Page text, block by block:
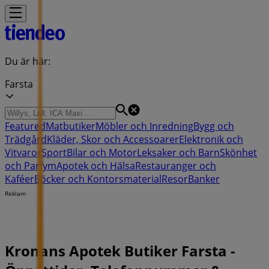
Du är här:
Farsta
FeaturedMatbutikerMöbler och InredningBygg och
TrädgårdKläder, Skor och AccessoarerElektronik och
Vitvaror SportBilar och MotorLeksaker och BarnSkönhet
och ParfymApotek och HälsaRestauranger och
KaféerBöcker och KontorsmaterialResorBanker
Reklam
Kronans Apotek Butiker Farsta -